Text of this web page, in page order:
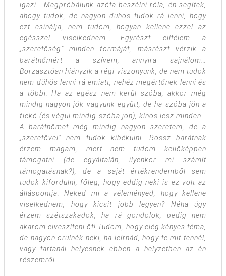
igazi… Megpróbálunk azóta beszélni róla, én segítek,
ahogy tudok, de nagyon dühös tudok rá lenni, hogy
ezt csinálja, nem tudom, hogyan kellene ezzel az
egésszel viselkednem. Egyrészt elítélem a
„szeretőség” minden formáját, másrészt vérzik a
barátnőmért a szívem, annyira sajnálom…
Borzasztóan hiányzik a régi viszonyunk, de nem tudok
nem dühös lenni rá emiatt, nehéz megértőnek lenni és
a többi. Ha az egész nem kerül szóba, akkor még
mindig nagyon jók vagyunk együtt, de ha szóba jön a
fickó (és végül mindig szóba jön), kínos lesz minden…
A barátnőmet még mindig nagyon szeretem, de a
„szeretővel” nem tudok kibékülni. Rossz barátnak
érzem magam, mert nem tudom kellőképpen
támogatni (de egyáltalán, ilyenkor mi számít
támogatásnak?), de a saját értékrendemből sem
tudok kifordulni, főleg, hogy eddig neki is ez volt az
álláspontja. Neked mi a véleményed, hogy kellene
viselkednem, hogy kicsit jobb legyen? Néha úgy
érzem szétszakadok, ha rá gondolok, pedig nem
akarom elveszíteni őt! Tudom, hogy elég kényes téma,
de nagyon örülnék neki, ha leírnád, hogy te mit tennél,
vagy tartanál helyesnek ebben a helyzetben az én
részemről.